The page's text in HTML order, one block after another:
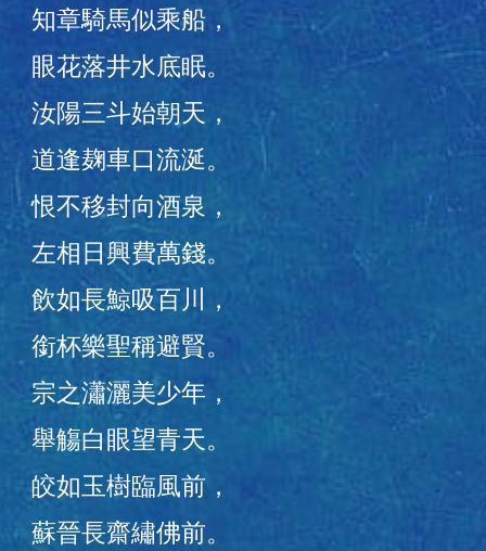
知章騎馬似乘船，
眼花落井水底眠。
汝陽三斗始朝天，
道逢麹車口流涎。
恨不移封向酒泉，
左相日興費萬錢。
飲如長鯨吸百川，
銜杯樂聖稱避賢。
宗之瀟灑美少年，
舉觴白眼望青天。
皎如玉樹臨風前，
蘇晉長齋繡佛前。